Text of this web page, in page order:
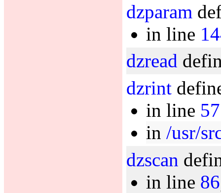
dzparam
in line
dzread
dzrint
in line
in /usr/
dzscan
in line 86